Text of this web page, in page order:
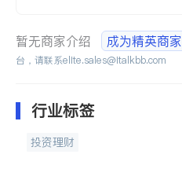
暂无商家介绍 成为精英商家
台，请联系elite.sales@italkbb.com
行业标签
投资理财